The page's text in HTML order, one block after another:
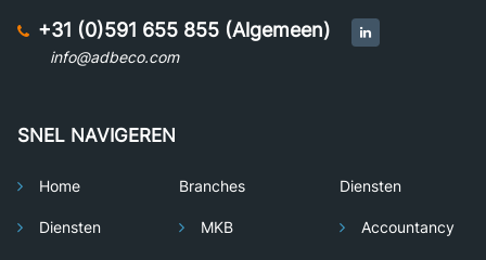
+31 (0)591 655 855 (Algemeen)
info@adbeco.com
SNEL NAVIGEREN
Home
Diensten
Branches
MKB
Diensten
Accountancy